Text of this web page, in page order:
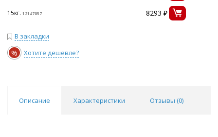
15кг. 12147057 8293 ₽
В закладки
% Хотите дешевле?
Описание Характеристики Отзывы (0)